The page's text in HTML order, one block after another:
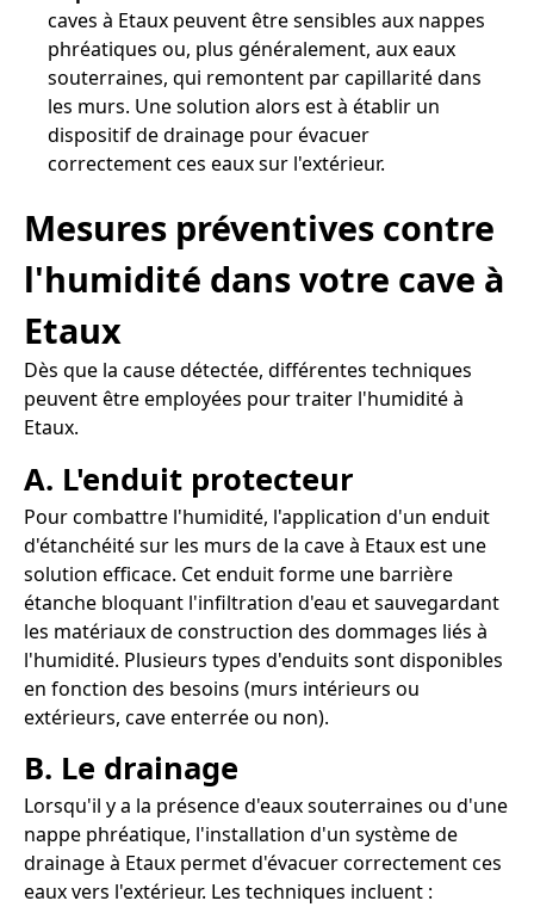
caves à Etaux peuvent être sensibles aux nappes
phréatiques ou, plus généralement, aux eaux
souterraines, qui remontent par capillarité dans
les murs. Une solution alors est à établir un
dispositif de drainage pour évacuer
correctement ces eaux sur l'extérieur.
Mesures préventives contre
l'humidité dans votre cave à
Etaux
Dès que la cause détectée, différentes techniques
peuvent être employées pour traiter l'humidité à
Etaux.
A. L'enduit protecteur
Pour combattre l'humidité, l'application d'un enduit
d'étanchéité sur les murs de la cave à Etaux est une
solution efficace. Cet enduit forme une barrière
étanche bloquant l'infiltration d'eau et sauvegardant
les matériaux de construction des dommages liés à
l'humidité. Plusieurs types d'enduits sont disponibles
en fonction des besoins (murs intérieurs ou
extérieurs, cave enterrée ou non).
B. Le drainage
Lorsqu'il y a la présence d'eaux souterraines ou d'une
nappe phréatique, l'installation d'un système de
drainage à Etaux permet d'évacuer correctement ces
eaux vers l'extérieur. Les techniques incluent :